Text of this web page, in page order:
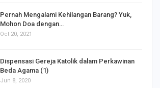
Pernah Mengalami Kehilangan Barang? Yuk,
Mohon Doa dengan…
Oct 20, 2021
Dispensasi Gereja Katolik dalam Perkawinan
Beda Agama (1)
Jun 8, 2020